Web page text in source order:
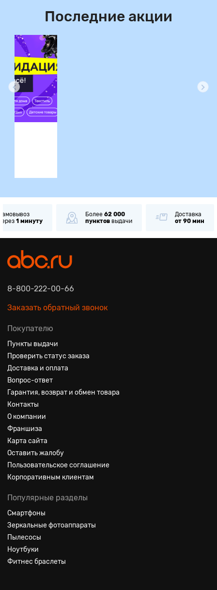
Последние акции
1 минуту
Более 62 000
пунктов выдачи
Доставка
от 90 мин
8-800-222-00-66
Заказать обратный звонок
Покупателю
Пункты выдачи
Проверить статус заказа
Доставка и оплата
Вопрос-ответ
Гарантия, возврат и обмен товара
Контакты
О компании
Франшиза
Карта сайта
Оставить жалобу
Пользовательское соглашение
Корпоративным клиентам
Популярные разделы
Смартфоны
Зеркальные фотоаппараты
Пылесосы
Ноутбуки
Фитнес браслеты